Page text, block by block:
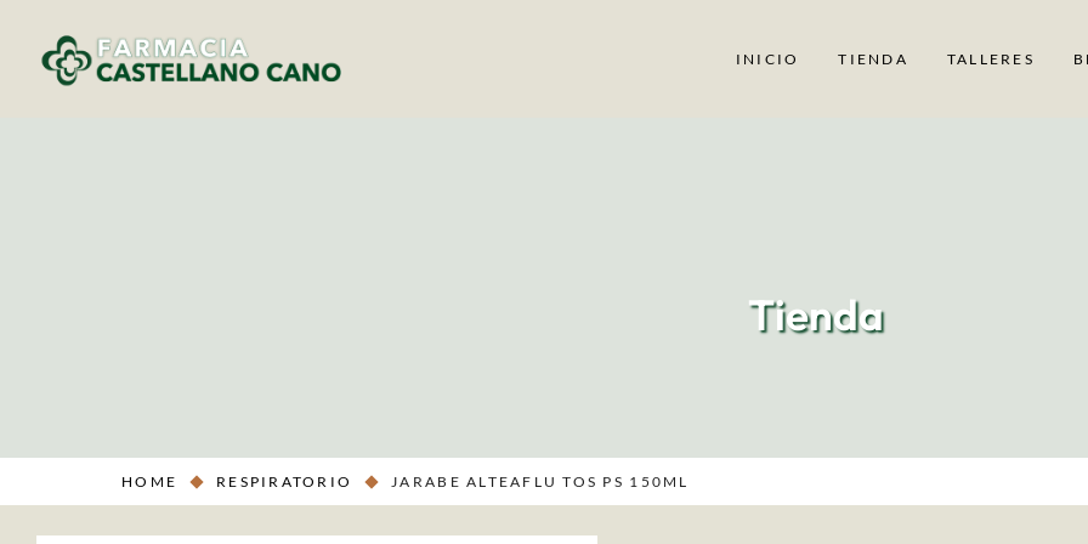
INICIO TIENDA TALLERES
Tienda
HOME RESPIRATORIO JARABE ALTEAFLU TOS PS 150ML